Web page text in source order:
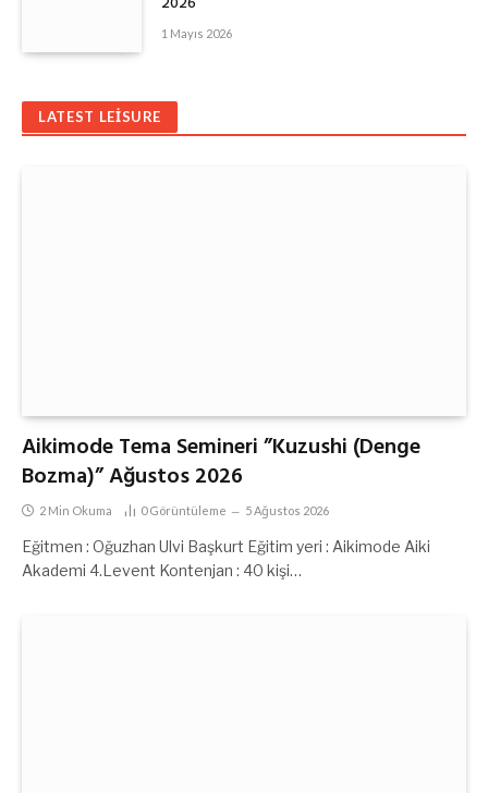
1 Mayıs 2026
LATEST LEISURE
Aikimode Tema Semineri ”Kuzushi (Denge
Bozma)” Ağustos 2026
2 Min Okuma 0Görüntüleme 5 Ağustos 2026
Eğitmen : Oğuzhan Ulvi Başkurt Eğitim yeri : Aikimode Aiki
Akademi 4.Levent Kontenjan : 40 kişi…